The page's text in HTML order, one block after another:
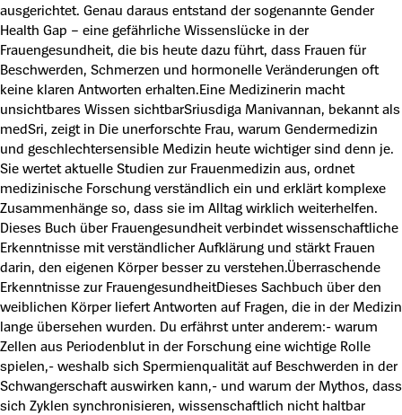
ausgerichtet. Genau daraus entstand der sogenannte Gender
Health Gap – eine gefährliche Wissenslücke in der
Frauengesundheit, die bis heute dazu führt, dass Frauen für
Beschwerden, Schmerzen und hormonelle Veränderungen oft
keine klaren Antworten erhalten.Eine Medizinerin macht
unsichtbares Wissen sichtbarSriusdiga Manivannan, bekannt als
medSri, zeigt in Die unerforschte Frau, warum Gendermedizin
und geschlechtersensible Medizin heute wichtiger sind denn je.
Sie wertet aktuelle Studien zur Frauenmedizin aus, ordnet
medizinische Forschung verständlich ein und erklärt komplexe
Zusammenhänge so, dass sie im Alltag wirklich weiterhelfen.
Dieses Buch über Frauengesundheit verbindet wissenschaftliche
Erkenntnisse mit verständlicher Aufklärung und stärkt Frauen
darin, den eigenen Körper besser zu verstehen.Überraschende
Erkenntnisse zur FrauengesundheitDieses Sachbuch über den
weiblichen Körper liefert Antworten auf Fragen, die in der Medizin
lange übersehen wurden. Du erfährst unter anderem:- warum
Zellen aus Periodenblut in der Forschung eine wichtige Rolle
spielen,- weshalb sich Spermienqualität auf Beschwerden in der
Schwangerschaft auswirken kann,- und warum der Mythos, dass
sich Zyklen synchronisieren, wissenschaftlich nicht haltbar